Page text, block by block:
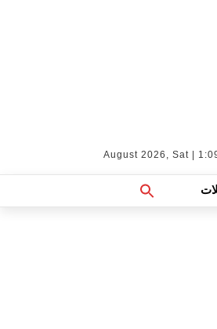
Search
For:
Search Button